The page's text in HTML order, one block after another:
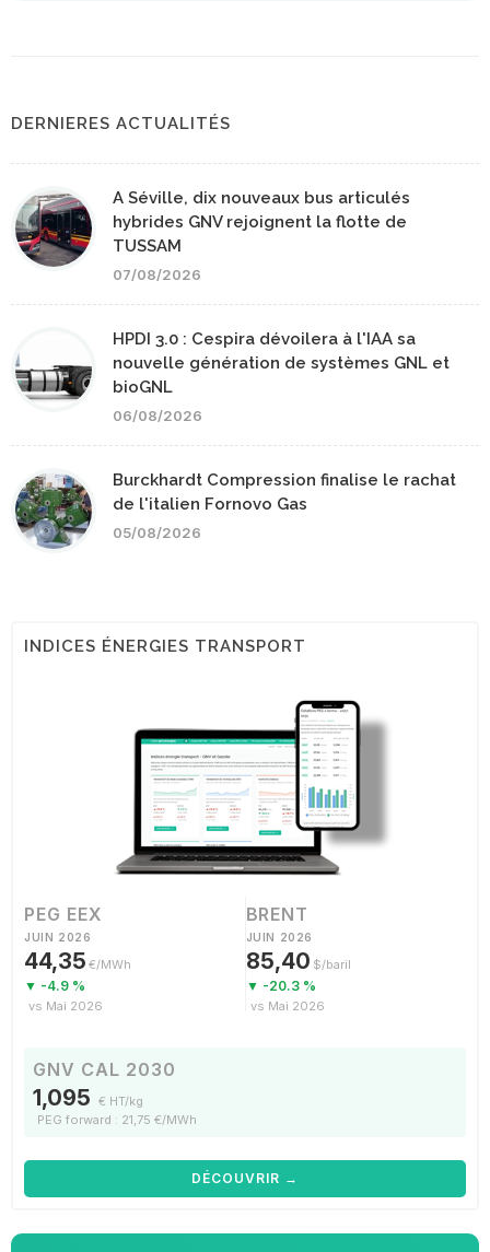
DERNIERES ACTUALITÉS
A Séville, dix nouveaux bus articulés
hybrides GNV rejoignent la flotte de
TUSSAM
07/08/2026
HPDI 3.0 : Cespira dévoilera à l'IAA sa
nouvelle génération de systèmes GNL et
bioGNL
06/08/2026
Burckhardt Compression finalise le rachat
de l'italien Fornovo Gas
05/08/2026
INDICES ÉNERGIES TRANSPORT
PEG EEX
JUIN 2026
44,35 €/MWh
▼ -4.9 %
vs Mai 2026
BRENT
JUIN 2026
85,40 $/baril
▼ -20.3 %
vs Mai 2026
GNV CAL 2030
1,095 € HT/kg
PEG forward : 21,75 €/MWh
DÉCOUVRIR →